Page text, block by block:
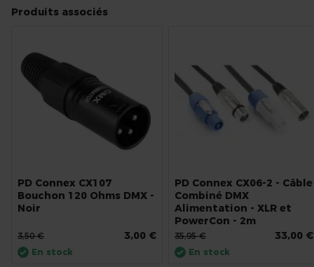
Produits associés
PD Connex CX107
Bouchon 120 Ohms DMX -
Noir
3,00 €
3,50 €
En stock
PD Connex CX06-2 - Câble
Combiné DMX
Alimentation - XLR et
PowerCon - 2m
33,00 €
35,95 €
En stock